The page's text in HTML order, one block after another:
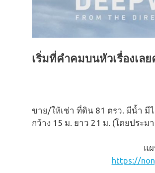
เริ่มที่คำคมบนหัวเรื่องเล
ขาย/ให้เช่า ที่ดิน 81 ตรว. มีน้ำ
กว้าง 15 ม. ยาว 21 ม. (โดยประ
แ
https://